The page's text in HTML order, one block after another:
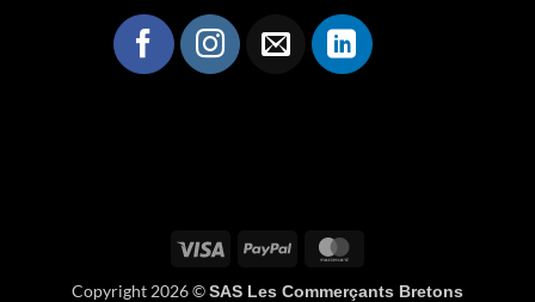
Visa PayPal
Copyright 2026 ©SAS Les Commerçants Bretons